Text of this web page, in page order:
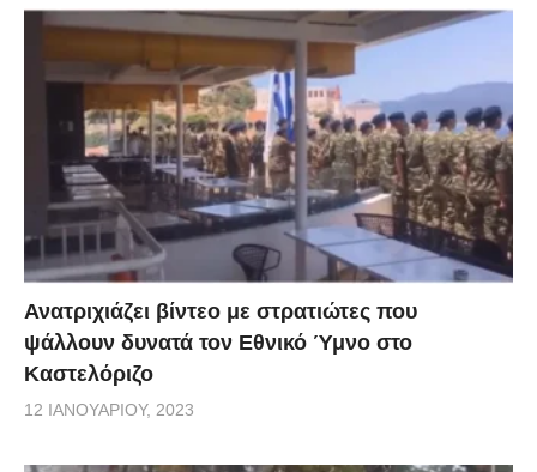
Ανατριχιάζει βίντεο με στρατιώτες που
ψάλλουν δυνατά τον Εθνικό Ύμνο στο
Καστελόριζο
12 ΙΑΝΟΥΑΡΊΟΥ, 2023